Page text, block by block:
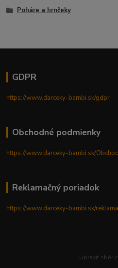
Poháre a hrnčeky
GDPR
https://www.darceky-bambi.sk/gdpr
Obchodné podmienky
https://www.darceky-bambi.sk/
Reklamačný poriadok
https://www.darceky-bambi.sk/
Upravit sběr